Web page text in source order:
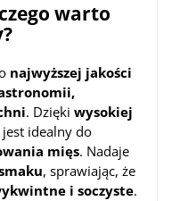
warto
najwyższej jakości
. Dzięki wysokiej
jest idealny do
mięs. Nadaje
, sprawiając, że
i soczyste.